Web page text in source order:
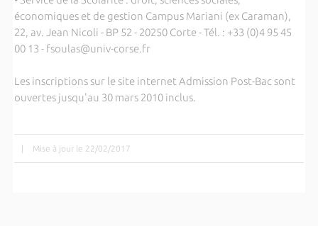
économiques et de gestion Campus Mariani (ex Caraman),
22, av. Jean Nicoli - BP 52 - 20250 Corte - Tél. : +33 (0)4 95 45
00 13 - fsoulas@univ-corse.fr
Les inscriptions sur le site internet Admission Post-Bac sont
ouvertes jusqu'au 30 mars 2010 inclus.
| Mise à jour le 22/02/2017